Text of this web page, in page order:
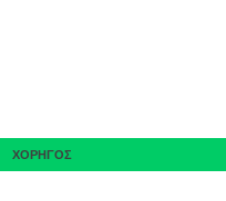
ΧΟΡΗΓΟΣ